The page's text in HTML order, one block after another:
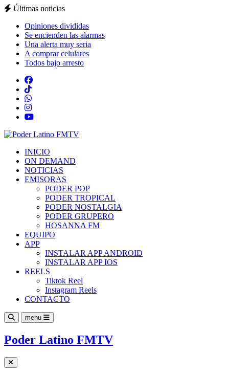
Últimas noticias
Opiniones divididas
Se encienden las alarmas
Una alerta muy seria
A comprar celulares
Todos bajo arresto
INICIO
ON DEMAND
NOTICIAS
EMISORAS
PODER POP
PODER TROPICAL
PODER NOSTALGIA
PODER GRUPERO
HOSANNA FM
EQUIPO
APP
INSTALAR APP ANDROID
INSTALAR APP IOS
REELS
Tiktok Reel
Instagram Reels
CONTACTO
menu
Poder Latino FMTV